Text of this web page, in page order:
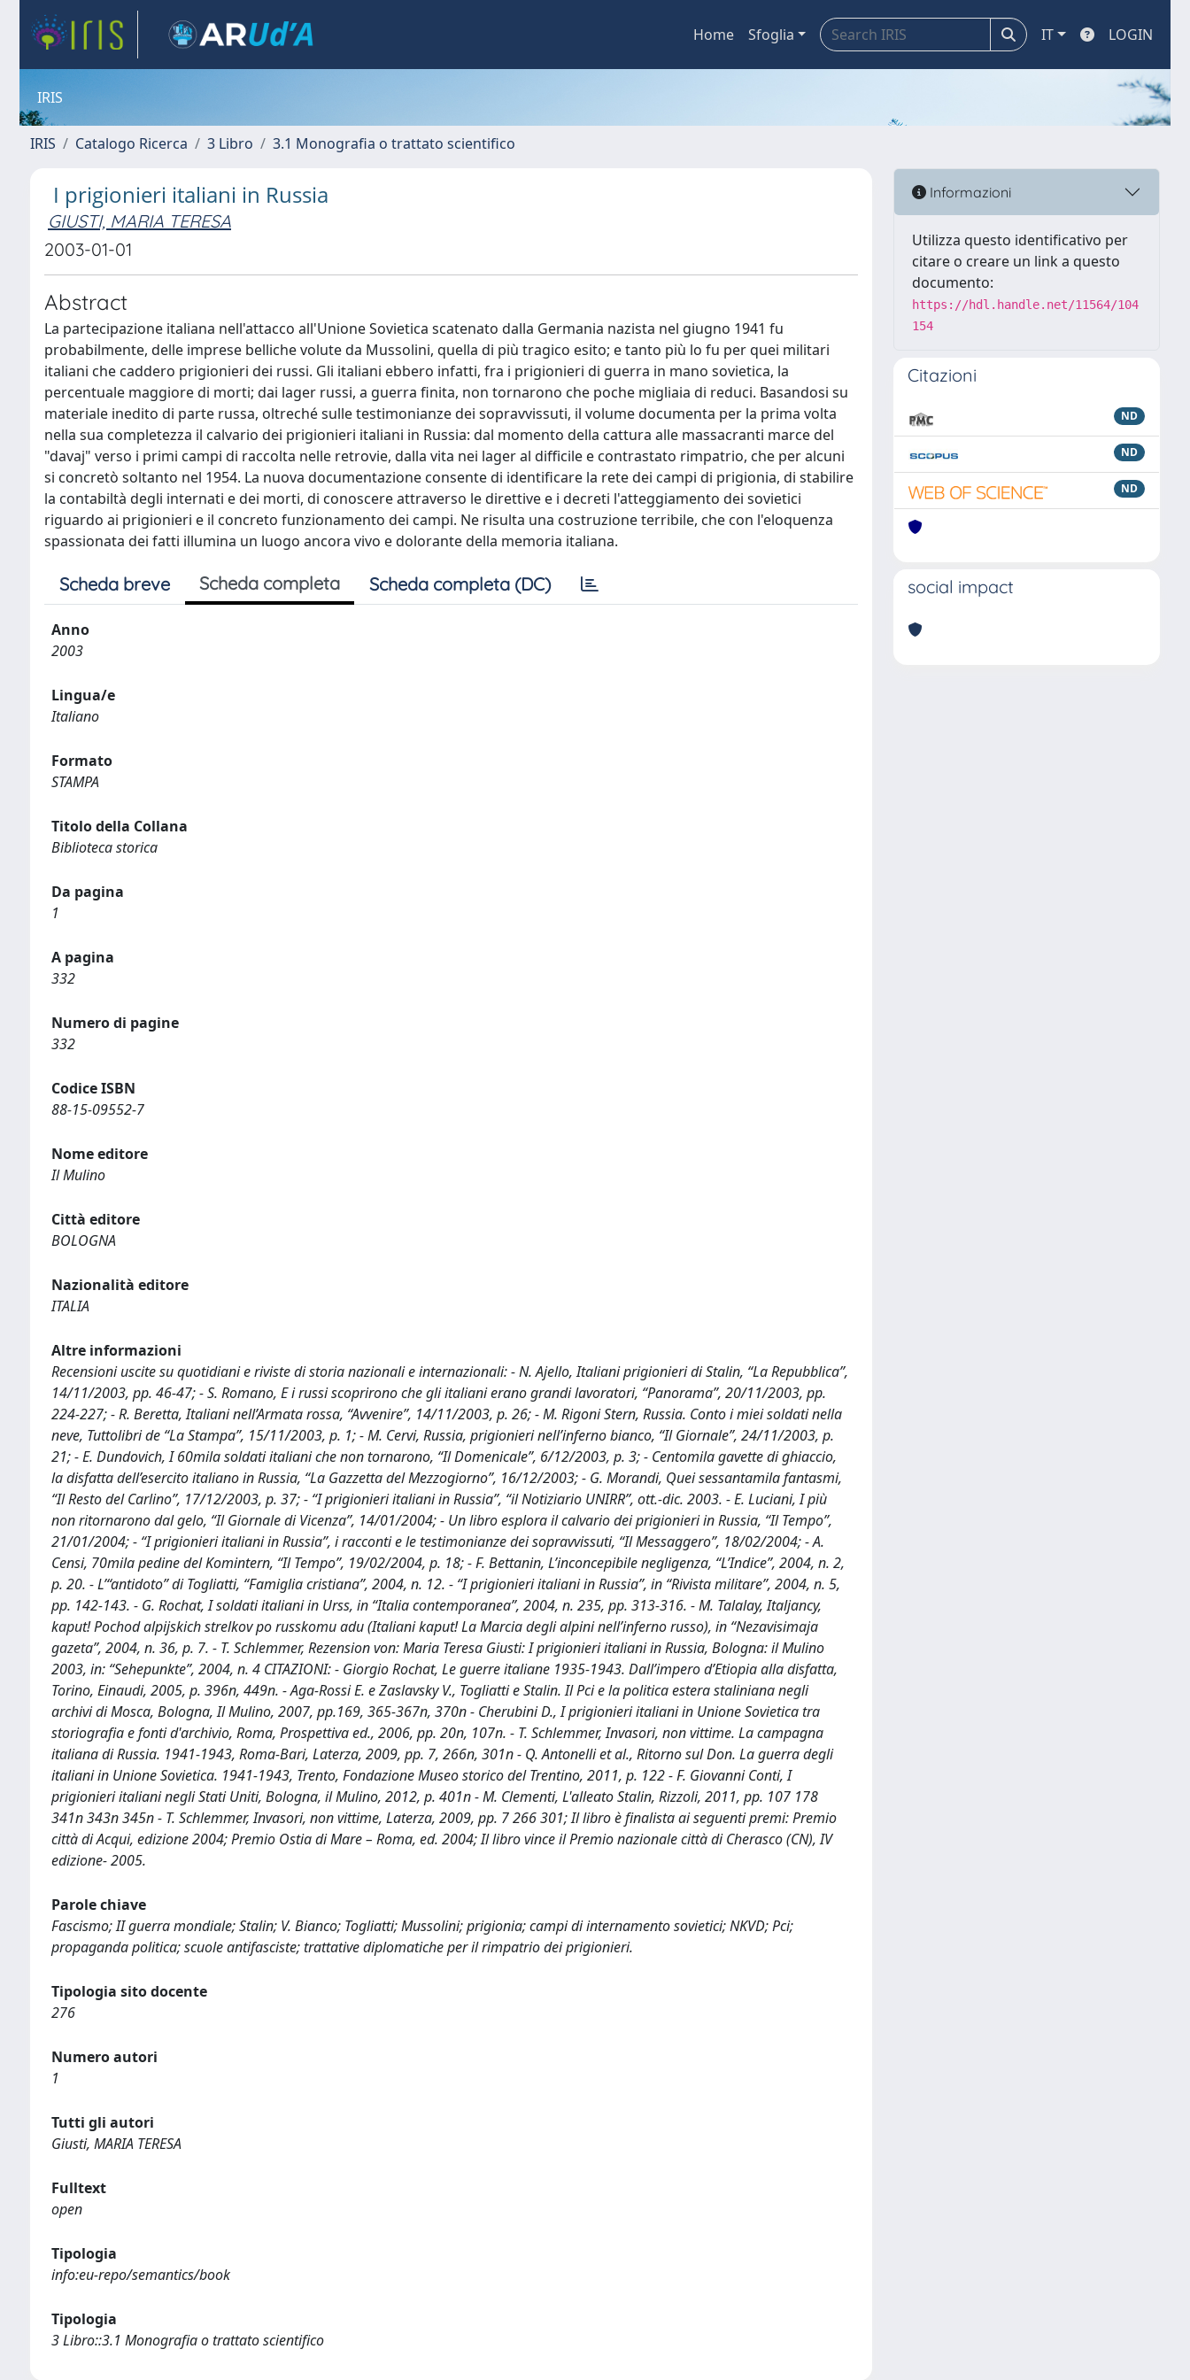
Home Sfoglia IT LOGIN
IRIS
IRIS Catalogo Ricerca 3 Libro 3.1 Monografia o trattato scientifico
I prigionieri italiani in Russia
GIUSTI, MARIA TERESA
2003-01-01
Abstract
La partecipazione italiana nell'attacco all'Unione Sovietica scatenato dalla Germania nazista nel giugno 1941 fu
probabilmente, delle imprese belliche volute da Mussolini, quella di più tragico esito; e tanto più lo fu per quei militari
italiani che caddero prigionieri dei russi. Gli italiani ebbero infatti, fra i prigionieri di guerra in mano sovietica, la
percentuale maggiore di morti; dai lager russi, a guerra finita, non tornarono che poche migliaia di reduci. Basandosi su
materiale inedito di parte russa, oltreché sulle testimonianze dei sopravvissuti, il volume documenta per la prima volta
nella sua completezza il calvario dei prigionieri italiani in Russia: dal momento della cattura alle massacranti marce del
"davaj" verso i primi campi di raccolta nelle retrovie, dalla vita nei lager al difficile e contrastato rimpatrio, che per alcuni
si concretò soltanto nel 1954. La nuova documentazione consente di identificare la rete dei campi di prigionia, di stabilire
la contabiltà degli internati e dei morti, di conoscere attraverso le direttive e i decreti l'atteggiamento dei sovietici
riguardo ai prigionieri e il concreto funzionamento dei campi. Ne risulta una costruzione terribile, che con l'eloquenza
spassionata dei fatti illumina un luogo ancora vivo e dolorante della memoria italiana.
Scheda breve Scheda completa Scheda completa (DC)
Anno
2003
Lingua/e
Italiano
Formato
STAMPA
Titolo della Collana
Biblioteca storica
Da pagina
1
A pagina
332
Numero di pagine
332
Codice ISBN
88-15-09552-7
Nome editore
Il Mulino
Città editore
BOLOGNA
Nazionalità editore
ITALIA
Altre informazioni
Recensioni uscite su quotidiani e riviste di storia nazionali e internazionali: - N. Ajello, Italiani prigionieri di Stalin, “La Repubblica”,
14/11/2003, pp. 46-47; - S. Romano, E i russi scoprirono che gli italiani erano grandi lavoratori, “Panorama”, 20/11/2003, pp.
224-227; - R. Beretta, Italiani nell’Armata rossa, “Avvenire”, 14/11/2003, p. 26; - M. Rigoni Stern, Russia. Conto i miei soldati nella
neve, Tuttolibri de “La Stampa”, 15/11/2003, p. 1; - M. Cervi, Russia, prigionieri nell’inferno bianco, “Il Giornale”, 24/11/2003, p.
21; - E. Dundovich, I 60mila soldati italiani che non tornarono, “Il Domenicale”, 6/12/2003, p. 3; - Centomila gavette di ghiaccio,
la disfatta dell’esercito italiano in Russia, “La Gazzetta del Mezzogiorno”, 16/12/2003; - G. Morandi, Quei sessantamila fantasmi,
“Il Resto del Carlino”, 17/12/2003, p. 37; - “I prigionieri italiani in Russia”, “il Notiziario UNIRR”, ott.-dic. 2003. - E. Luciani, I più
non ritornarono dal gelo, “Il Giornale di Vicenza”, 14/01/2004; - Un libro esplora il calvario dei prigionieri in Russia, “Il Tempo”,
21/01/2004; - “I prigionieri italiani in Russia”, i racconti e le testimonianze dei sopravvissuti, “Il Messaggero”, 18/02/2004; - A.
Censi, 70mila pedine del Komintern, “Il Tempo”, 19/02/2004, p. 18; - F. Bettanin, L’inconcepibile negligenza, “L’Indice”, 2004, n. 2,
p. 20. - L’“antidoto” di Togliatti, “Famiglia cristiana”, 2004, n. 12. - “I prigionieri italiani in Russia”, in “Rivista militare”, 2004, n. 5,
pp. 142-143. - G. Rochat, I soldati italiani in Urss, in “Italia contemporanea”, 2004, n. 235, pp. 313-316. - M. Talalay, Italjancy,
kaput! Pochod alpijskich strelkov po russkomu adu (Italiani kaput! La Marcia degli alpini nell’inferno russo), in “Nezavisimaja
gazeta”, 2004, n. 36, p. 7. - T. Schlemmer, Rezension von: Maria Teresa Giusti: I prigionieri italiani in Russia, Bologna: il Mulino
2003, in: “Sehepunkte”, 2004, n. 4 CITAZIONI: - Giorgio Rochat, Le guerre italiane 1935-1943. Dall’impero d’Etiopia alla disfatta,
Torino, Einaudi, 2005, p. 396n, 449n. - Aga-Rossi E. e Zaslavsky V., Togliatti e Stalin. Il Pci e la politica estera staliniana negli
archivi di Mosca, Bologna, Il Mulino, 2007, pp.169, 365-367n, 370n - Cherubini D., I prigionieri italiani in Unione Sovietica tra
storiografia e fonti d'archivio, Roma, Prospettiva ed., 2006, pp. 20n, 107n. - T. Schlemmer, Invasori, non vittime. La campagna
italiana di Russia. 1941-1943, Roma-Bari, Laterza, 2009, pp. 7, 266n, 301n - Q. Antonelli et al., Ritorno sul Don. La guerra degli
italiani in Unione Sovietica. 1941-1943, Trento, Fondazione Museo storico del Trentino, 2011, p. 122 - F. Giovanni Conti, I
prigionieri italiani negli Stati Uniti, Bologna, il Mulino, 2012, p. 401n - M. Clementi, L'alleato Stalin, Rizzoli, 2011, pp. 107 178
341n 343n 345n - T. Schlemmer, Invasori, non vittime, Laterza, 2009, pp. 7 266 301; Il libro è finalista ai seguenti premi: Premio
città di Acqui, edizione 2004; Premio Ostia di Mare – Roma, ed. 2004; Il libro vince il Premio nazionale città di Cherasco (CN), IV
edizione- 2005.
Parole chiave
Fascismo; II guerra mondiale; Stalin; V. Bianco; Togliatti; Mussolini; prigionia; campi di internamento sovietici; NKVD; Pci;
propaganda politica; scuole antifasciste; trattative diplomatiche per il rimpatrio dei prigionieri.
Tipologia sito docente
276
Numero autori
1
Tutti gli autori
Giusti, MARIA TERESA
Fulltext
open
Tipologia
info:eu-repo/semantics/book
Tipologia
3 Libro::3.1 Monografia o trattato scientifico
Informazioni
Utilizza questo identificativo per
citare o creare un link a questo
documento:
https://hdl.handle.net/11564/104
154
Citazioni
ND
ND
ND
social impact